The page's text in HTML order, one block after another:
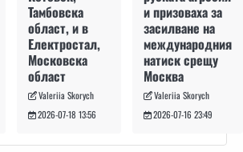
Тамбовска
област, и в
Електростал,
Московска
област
Valeriia Skorych
2026-07-18 13:56
и призоваха за
засилване на
международния
натиск срещу
Москва
Valeriia Skorych
2026-07-16 23:49